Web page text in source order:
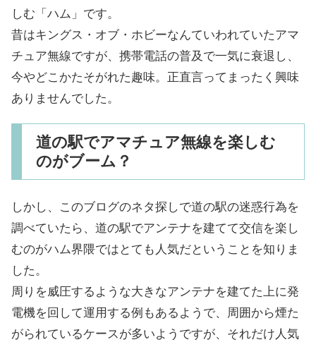
しむ「ハム」です。
昔はキングス・オブ・ホビーなんていわれていたアマ
チュア無線ですが、携帯電話の普及で一気に衰退し、
今やどこかたそがれた趣味。正直言ってまったく興味
ありませんでした。
道の駅でアマチュア無線を楽しむ
のがブーム？
しかし、このブログのネタ探しで道の駅の迷惑行為を
調べていたら、道の駅でアンテナを建てて交信を楽し
むのがハム界隈ではとても人気だということを知りま
した。
周りを威圧するような大きなアンテナを建てた上に発
電機を回して運用する例もあるようで、周囲から煙た
がられているケースが多いようですが、それだけ人気